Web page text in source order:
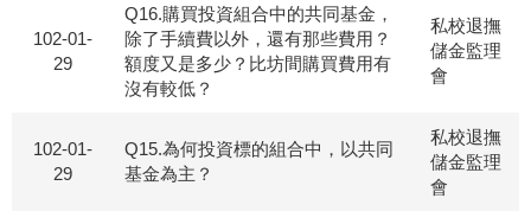
102-01-
29
Q16.購買投資組合中的共同基金，
除了手續費以外，還有那些費用？
額度又是多少？比坊間購買費用有
沒有較低？
私校退撫
儲金監理
會
102-01-
29
Q15.為何投資標的組合中，以共同
基金為主？
私校退撫
儲金監理
會